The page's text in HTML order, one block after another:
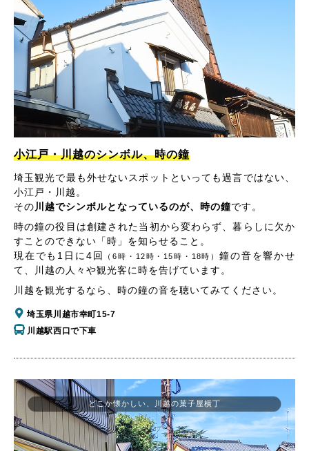
小江戸・川越のシンボル、時の鐘
埼玉観光で最も外せないスポットといっても過言ではない、
小江戸・川越。
その川越でシンボルとなっているのが、時の鐘です。
時の鐘の役目は創建された当初から変わらず、暮らしに欠か
すことのできない「時」を知らせること。
現在でも1日に4回
（6時・12時・15時・18時）鐘の音を響かせ
て、川越の人々や観光客に時を告げています。
川越を観光するなら、時の鐘の音を聴いてみてください。
埼玉県川越市幸町15-7
川越駅西口で下車
どこか懐かしい、川越の菓子屋横丁